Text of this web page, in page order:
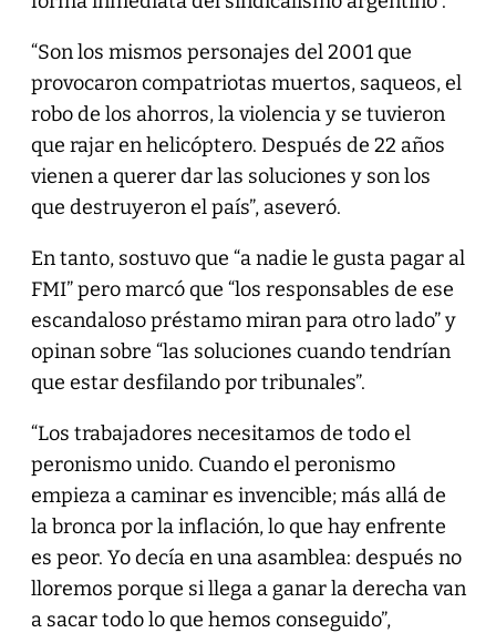
“Son los mismos personajes del 2001 que
provocaron compatriotas muertos, saqueos, el
robo de los ahorros, la violencia y se tuvieron
que rajar en helicóptero. Después de 22 años
vienen a querer dar las soluciones y son los
que destruyeron el país”, aseveró.
En tanto, sostuvo que “a nadie le gusta pagar al
FMI” pero marcó que “los responsables de ese
escandaloso préstamo miran para otro lado” y
opinan sobre “las soluciones cuando tendrían
que estar desfilando por tribunales”.
“Los trabajadores necesitamos de todo el
peronismo unido. Cuando el peronismo
empieza a caminar es invencible; más allá de
la bronca por la inflación, lo que hay enfrente
es peor. Yo decía en una asamblea: después no
lloremos porque si llega a ganar la derecha van
a sacar todo lo que hemos conseguido”,